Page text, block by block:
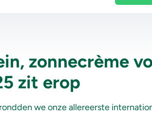
zonnecrème
zit erop
rondden weonzeallereerste